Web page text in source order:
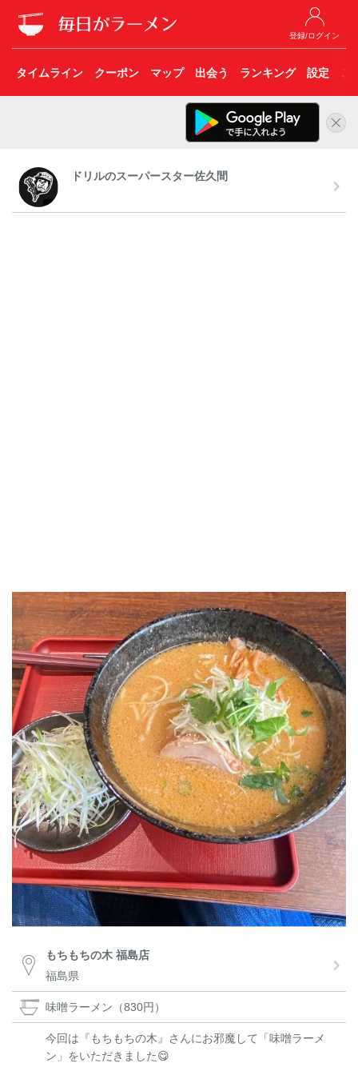
登録/ログイン
タイムライン クーポン マップ 出会う ランキング 設定 こ
ドリルのスーパースター佐久間
もちもちの木 福島店
福島県
味噌ラーメン（830円）
今回は『もちもちの木』さんにお邪魔して「味噌ラーメ
ン」をいただきました😋